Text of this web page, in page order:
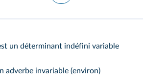
un déterminant indéfini variable
adverbe invariable (environ)